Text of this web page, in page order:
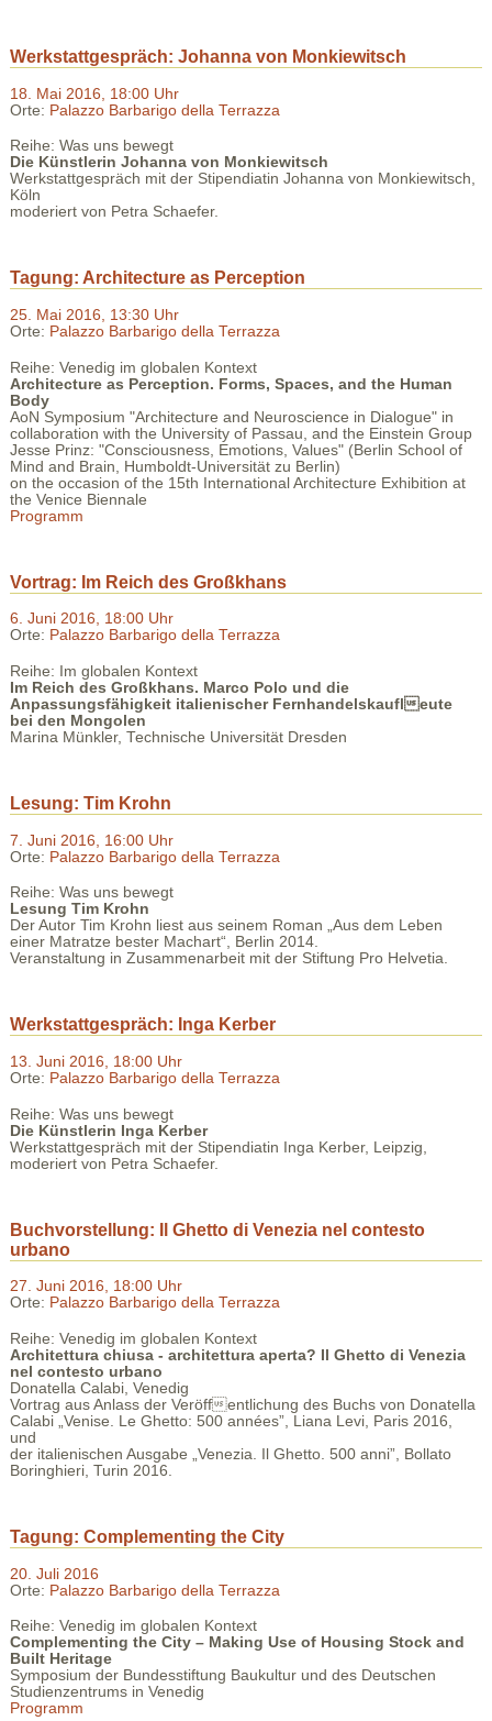
Werkstattgespräch: Johanna von Monkiewitsch
18. Mai 2016, 18:00 Uhr
Orte: Palazzo Barbarigo della Terrazza
Reihe: Was uns bewegt
Die Künstlerin Johanna von Monkiewitsch
Werkstattgespräch mit der Stipendiatin Johanna von Monkiewitsch,
Köln
moderiert von Petra Schaefer.
Tagung: Architecture as Perception
25. Mai 2016, 13:30 Uhr
Orte: Palazzo Barbarigo della Terrazza
Reihe: Venedig im globalen Kontext
Architecture as Perception. Forms, Spaces, and the Human
Body
AoN Symposium "Architecture and Neuroscience in Dialogue" in
collaboration with the University of Passau, and the Einstein Group
Jesse Prinz: "Consciousness, Emotions, Values" (Berlin School of
Mind and Brain, Humboldt-Universität zu Berlin)
on the occasion of the 15th International Architecture Exhibition at
the Venice Biennale
Programm
Vortrag: Im Reich des Großkhans
6. Juni 2016, 18:00 Uhr
Orte: Palazzo Barbarigo della Terrazza
Reihe: Im globalen Kontext
Im Reich des Großkhans. Marco Polo und die
Anpassungsfähigkeit italienischer Fernhandelskaufleute
bei den Mongolen
Marina Münkler, Technische Universität Dresden
Lesung: Tim Krohn
7. Juni 2016, 16:00 Uhr
Orte: Palazzo Barbarigo della Terrazza
Reihe: Was uns bewegt
Lesung Tim Krohn
Der Autor Tim Krohn liest aus seinem Roman „Aus dem Leben
einer Matratze bester Machart“, Berlin 2014.
Veranstaltung in Zusammenarbeit mit der Stiftung Pro Helvetia.
Werkstattgespräch: Inga Kerber
13. Juni 2016, 18:00 Uhr
Orte: Palazzo Barbarigo della Terrazza
Reihe: Was uns bewegt
Die Künstlerin Inga Kerber
Werkstattgespräch mit der Stipendiatin Inga Kerber, Leipzig,
moderiert von Petra Schaefer.
Buchvorstellung: Il Ghetto di Venezia nel contesto
urbano
27. Juni 2016, 18:00 Uhr
Orte: Palazzo Barbarigo della Terrazza
Reihe: Venedig im globalen Kontext
Architettura chiusa - architettura aperta? Il Ghetto di Venezia
nel contesto urbano
Donatella Calabi, Venedig
Vortrag aus Anlass der Veröffentlichung des Buchs von Donatella
Calabi „Venise. Le Ghetto: 500 années”, Liana Levi, Paris 2016,
und
der italienischen Ausgabe „Venezia. Il Ghetto. 500 anni”, Bollato
Boringhieri, Turin 2016.
Tagung: Complementing the City
20. Juli 2016
Orte: Palazzo Barbarigo della Terrazza
Reihe: Venedig im globalen Kontext
Complementing the City – Making Use of Housing Stock and
Built Heritage
Symposium der Bundesstiftung Baukultur und des Deutschen
Studienzentrums in Venedig
Programm